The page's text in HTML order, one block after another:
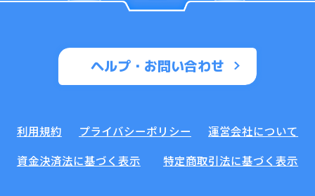
ヘルプ・お問い合わせ
利用規約 プライバシーポリシー
運営会社について
資金決済法に基づく表示
特定商取引法に基づく表示